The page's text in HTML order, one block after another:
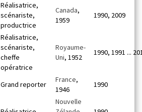
Réalisatrice,
scénariste,
productrice
Canada,
1959
1990, 2009
Réalisatrice,
scénariste,
cheffe
opératrice
Royaume-
Uni, 1952
1990, 1991 ...
Grand reporter
France,
1946
1990
Nouvelle